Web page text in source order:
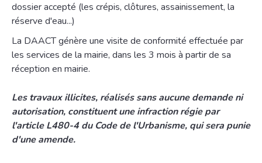
dossier accepté (les crépis, clôtures, assainissement, la
réserve d'eau...)
La DAACT génère une visite de conformité effectuée par
les services de la mairie, dans les 3 mois à partir de sa
réception en mairie.
Les travaux illicites, réalisés sans aucune demande ni
autorisation, constituent une infraction régie par
l'article L480-4 du Code de l'Urbanisme, qui sera punie
d'une amende.